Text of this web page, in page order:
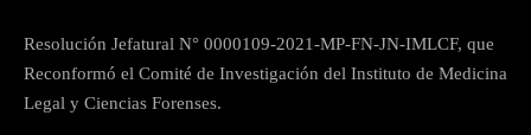
Resolución Jefatural N° 0000109-2021-MP-FN-JN-IMLCF, que
Reconformó el Comité de Investigación del Instituto de Medicina
Legal y Ciencias Forenses.